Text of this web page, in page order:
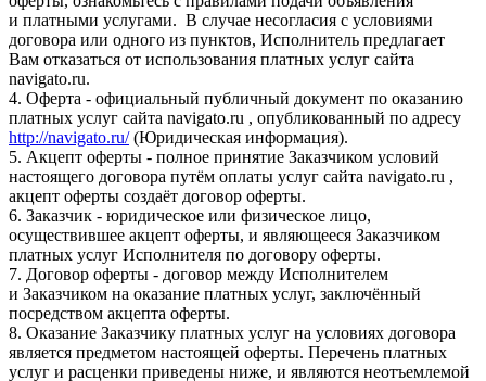
и платными услугами. В случае несогласия с условиями
договора или одного из пунктов, Исполнитель предлагает
Вам отказаться от использования платных услуг сайта
navigato.ru.
4. Оферта - официальный публичный документ по оказанию
платных услуг сайта navigato.ru , опубликованный по адресу
http://navigato.ru/(Юридическая информация).
5. Акцепт оферты - полное принятие Заказчиком условий
настоящего договора путём оплаты услуг сайта navigato.ru ,
акцепт оферты создаёт договор оферты.
6. Заказчик - юридическое или физическое лицо,
осуществившее акцепт оферты, и являющееся Заказчиком
платных услуг Исполнителя по договору оферты.
7. Договор оферты - договор между Исполнителем
и Заказчиком на оказание платных услуг, заключённый
посредством акцепта оферты.
8. Оказание Заказчику платных услуг на условиях договора
является предметом настоящей оферты. Перечень платных
услуг и расценки приведены ниже, и являются неотъемлемой